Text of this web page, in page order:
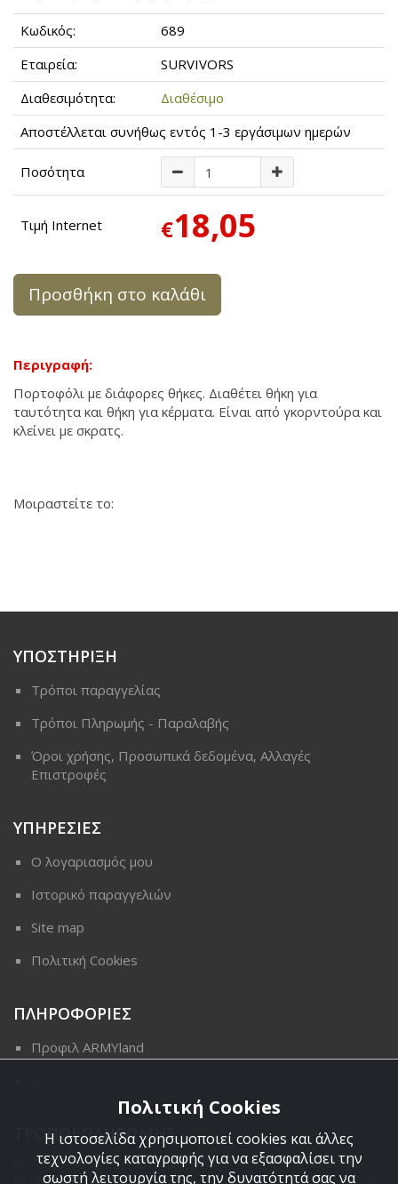
Κωδικός:
689
Εταιρεία:
SURVIVORS
Διαθεσιμότητα:
Διαθέσιμο
Αποστέλλεται συνήθως εντός 1-3 εργάσιμων ημερών
Ποσότητα
Τιμή Internet €18,05
Προσθήκη στο καλάθι
Περιγραφή:
Πορτοφόλι με διάφορες θήκες. Διαθέτει θήκη για
ταυτότητα και θήκη για κέρματα. Είναι από γκορντούρα και
κλείνει με σκρατς.
Μοιραστείτε το:
ΥΠΟΣΤΗΡΙΞΗ
Τρόποι παραγγελίας
Τρόποι Πληρωμής - Παραλαβής
Όροι χρήσης, Προσωπικά δεδομένα, Αλλαγές
Επιστροφές
ΥΠΗΡΕΣΙΕΣ
Ο λογαριασμός μου
Ιστορικό παραγγελιών
Site map
Πολιτική Cookies
ΠΛΗΡΟΦΟΡΙΕΣ
Προφιλ ARMYland
ΤΡΟΠΟΙ ΠΛΗΡΩΜΗΣ
Οι διαθέσιμοι τρόποι πληρωμής είναι η Αντικαταβολή,
κατάθεση σε τραπεζικό μας λογαριασμό, πιστωτική κάρτα
Πολιτική Cookies
Η ιστοσελίδα χρησιμοποιεί cookies και άλλες
τεχνολογίες καταγραφής για να εξασφαλίσει την
σωστή λειτουργία της, την δυνατότητά σας να